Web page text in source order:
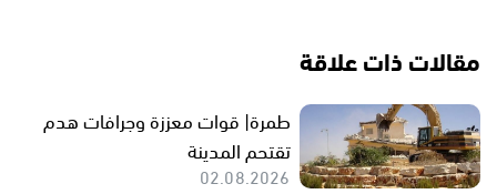
مقالات ذات علاقة
طمرة| قوات معززة وجرافات هدم
تقتحم المدينة
02.08.2026